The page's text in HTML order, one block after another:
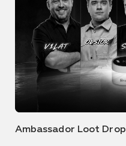
Ambassador Loot Drop